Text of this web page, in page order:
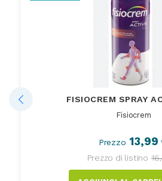
FISIOCREM SPRAY
Fisiocrem
Prezzo 13,99
Prezzo di listino